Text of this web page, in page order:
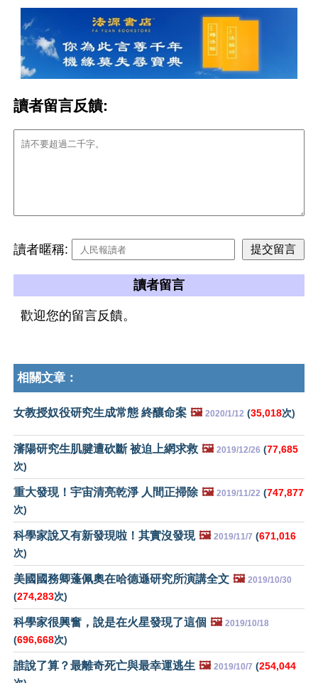
讀者留言反饋:
讀者暱稱:
讀者留言
歡迎您的留言反饋。
相關文章：
女教授奴役研究生成常態 終釀命案 🖼️ 2020/1/12 (35,018次)
瀋陽研究生肌腱遭砍斷 被迫上網求救 🖼️ 2019/12/26 (77,685
次)
重大發現！宇宙清亮乾淨 人間正掃除 🖼️ 2019/11/22 (747,877
次)
科學家說又有新發現啦！其實沒發現 🖼️ 2019/11/7 (671,016
次)
美國國務卿蓬佩奧在哈德遜研究所演講全文 🖼️ 2019/10/30
(274,283次)
科學家很興奮，說是在火星發現了這個 🖼️ 2019/10/18
(696,668次)
誰說了算？最離奇死亡與最幸運逃生 🖼️ 2019/10/7 (254,044